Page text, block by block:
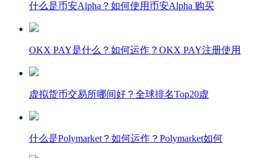
什么是币安Alpha？如何使用币安Alpha 购买
OKX PAY是什么？如何运作？OKX PAY注册使用
虚拟货币交易所哪间好？全球排名Top20虚
什么是Polymarket？如何运作？Polymarket如何